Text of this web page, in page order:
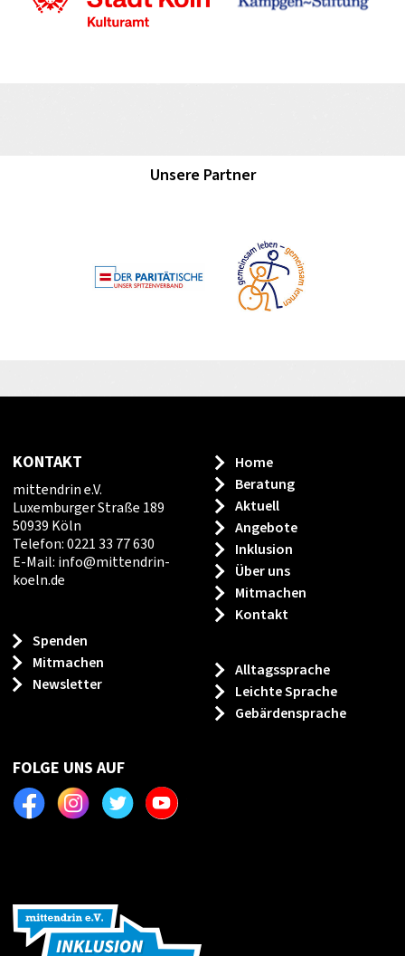
Unsere Partner
KONTAKT
mittendrin e.V.
Luxemburger Straße 189
50939 Köln
Telefon: 0221 33 77 630
E-Mail: info@mittendrin-
koeln.de
Spenden
Mitmachen
Newsletter
Home
Beratung
Aktuell
Angebote
Inklusion
Über uns
Mitmachen
Kontakt
Alltagssprache
Leichte Sprache
Gebärdensprache
FOLGE UNS AUF
FacebookInstagramTwitter